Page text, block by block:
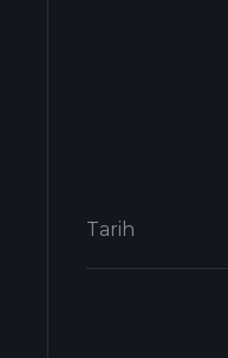
Tarih